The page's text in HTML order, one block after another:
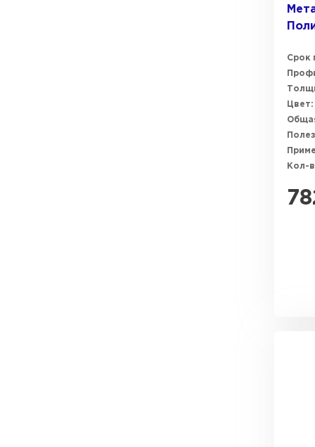
Срок
Цвет:
Кол-